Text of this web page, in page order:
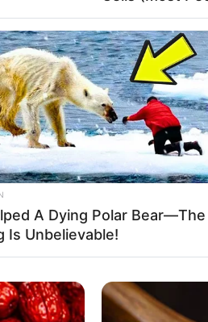
A Dying Polar Bear—The
Is Unbelievable!